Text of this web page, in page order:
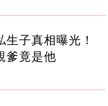
生子真相曝光！
爹竟是他